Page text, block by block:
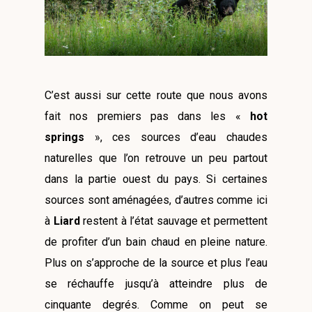
C’est aussi sur cette route que nous avons
fait nos premiers pas dans les « hot
springs », ces sources d’eau chaudes
naturelles que l’on retrouve un peu partout
dans la partie ouest du pays. Si certaines
sources sont aménagées, d’autres comme ici
à Liardrestent à l’état sauvage et permettent
de profiter d’un bain chaud en pleine nature.
Plus on s’approche de la source et plus l’eau
se réchauffe jusqu’à atteindre plus de
cinquante degrés. Comme on peut se